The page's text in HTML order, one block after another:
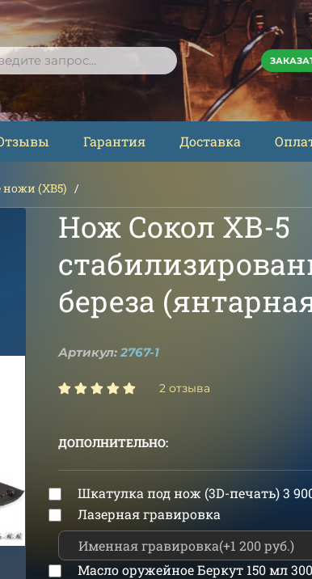
ПОИСК
Гарантия Доставка
(ХВ5)
Нож Сокол ХВ-5
береза
Артикул: 2767-1
2 отзыва
ДОПОЛНИТЕЛЬНО:
Шкатулка под нож (3D-печать)3
Лазерная гравировка
Масло оружейное Беркут 150 мл300